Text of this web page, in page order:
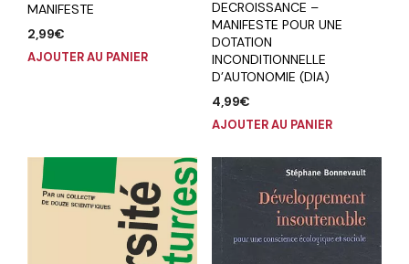
MANIFESTE
2,99€
AJOUTER AU PANIER
DECROISSANCE –
MANIFESTE POUR UNE
DOTATION
INCONDITIONNELLE
D’AUTONOMIE (DIA)
4,99€
AJOUTER AU PANIER